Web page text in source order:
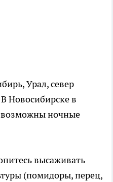
Урал, север
Новосибирске в
возможны ночные
высаживать
(помидоры, перец,